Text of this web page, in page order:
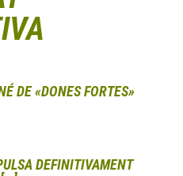
DE «DONES FORTES»
DEFINITIVAMENT